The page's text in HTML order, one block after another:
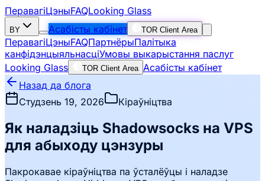
ПеравагіЦэныFAQLooking Glass
BY Асабісты кабінет TOR Client Area
ПеравагіЦэныFAQПартнёрыПалітыка
канфідэнцыяльнасціУмовы выкарыстання паслуг
Looking Glass
TOR Client Area Асабісты кабінет
Назад да блога
Студзень 19, 2026
Кіраўніцтва
Як наладзіць Shadowsocks на VPS
для абыходу цэнзуры
Пакрокавае кіраўніцтва па ўсталёўцы і наладзе